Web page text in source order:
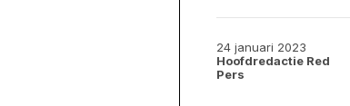
24 januari 2023
Hoofdredactie Red
Pers